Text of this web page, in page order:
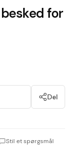
for
Del
Stil et spørgsmål